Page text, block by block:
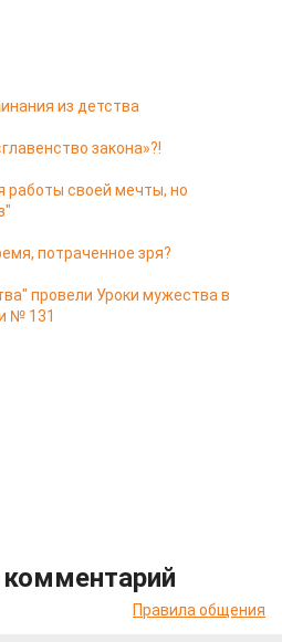
из детства
закона»?!
работы своей мечты, но
потраченное зря?
провели Уроки мужества в
№ 131
Правила общения